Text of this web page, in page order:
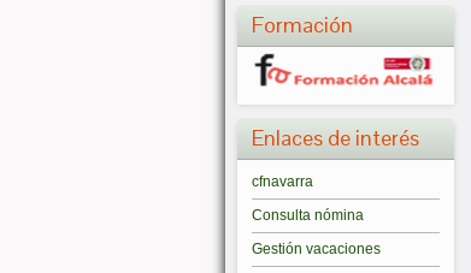
Formación
Enlaces de interés
cfnavarra
Consulta nómina
Gestión vacaciones